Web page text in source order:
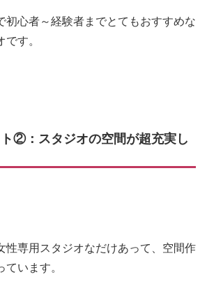
初心者～経験者までとてもおすすめな
す。
②：スタジオの空間が超充実し
性専用スタジオなだけあって、空間作
ています。